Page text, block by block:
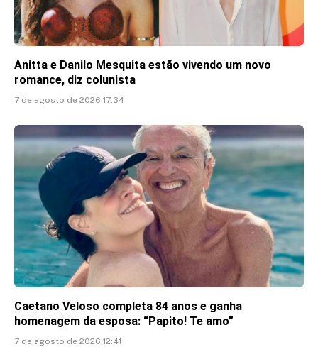
Anitta e Danilo Mesquita estão vivendo um novo
romance, diz colunista
7 de agosto de 2026 17:34
Caetano Veloso completa 84 anos e ganha
homenagem da esposa: “Papito! Te amo”
7 de agosto de 2026 12:41